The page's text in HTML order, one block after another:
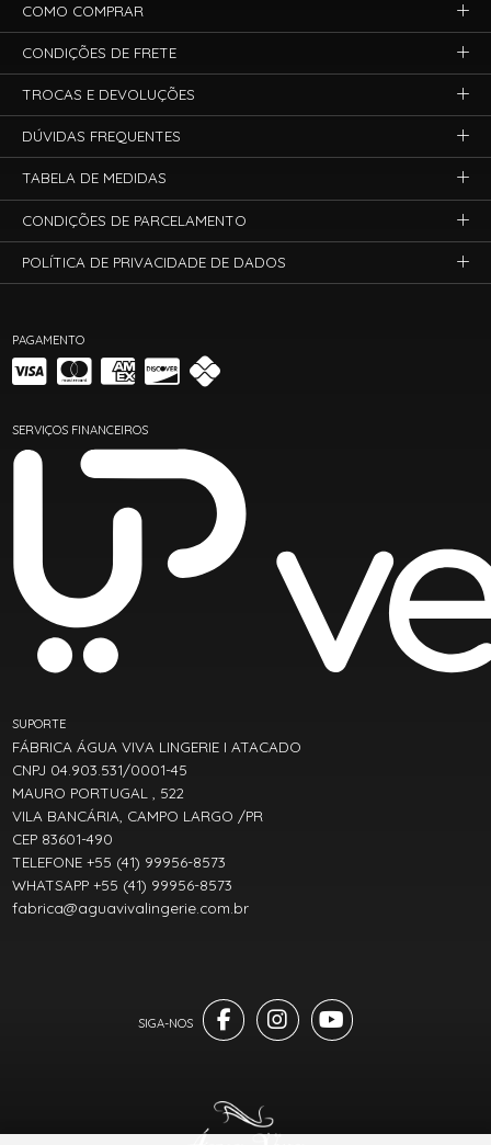
PAGAMENTO
SERVIÇOS FINANCEIROS
SUPORTE
FÁBRICA ÁGUA VIVA LINGERIE I ATACADO
CNPJ 04.903.531/0001-45
MAURO PORTUGAL , 522
VILA BANCÁRIA, CAMPO LARGO /PR
CEP 83601-490
TELEFONE +55 (41) 99956-8573
WHATSAPP +55 (41) 99956-8573
fabrica@aguavivalingerie.com.br
COMO COMPRAR
CONDIÇÕES DE FRETE
TROCAS E DEVOLUÇÕES
DÚVIDAS FREQUENTES
TABELA DE MEDIDAS
CONDIÇÕES DE PARCELAMENTO
POLÍTICA DE PRIVACIDADE DE DADOS